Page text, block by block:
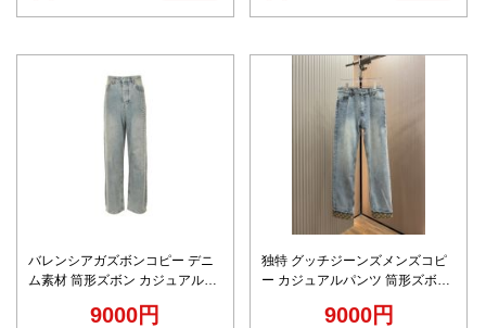
バレンシアガズボンコピー デニ
ム素材 筒形ズボン カジュアルパ
9000円
独特 グッチジーンズメンズコピ
ー カジュアルパンツ 筒形ズボン
9000円